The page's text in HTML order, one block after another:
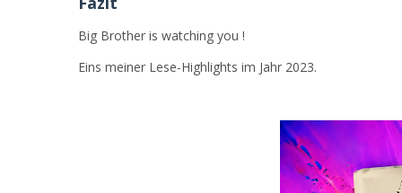
Big Brother is watching you !
Eins meiner Lese-Highlights im Jahr 2023.